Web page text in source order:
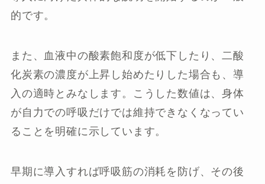
的です。
また、血液中の酸素飽和度が低下したり、二酸
化炭素の濃度が上昇し始めたりした場合も、導
入の適時とみなします。こうした数値は、身体
が自力での呼吸だけでは維持できなくなってい
ることを明確に示しています。
早期に導入すれば呼吸筋の消耗を防げ、その後